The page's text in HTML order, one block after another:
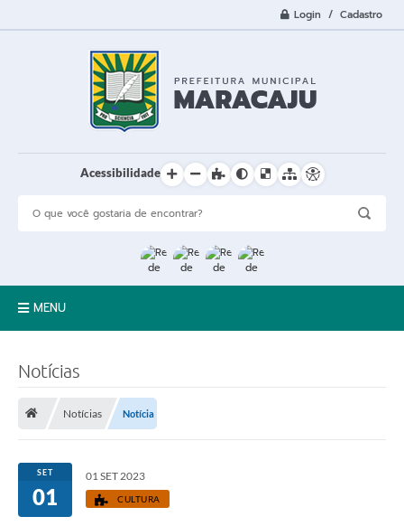
Login / Cadastro
Acessibilidade
MENU
LGPD
Licitações
Notícias
Notícias Notícia
SET
01
01 SET 2023
CULTURA